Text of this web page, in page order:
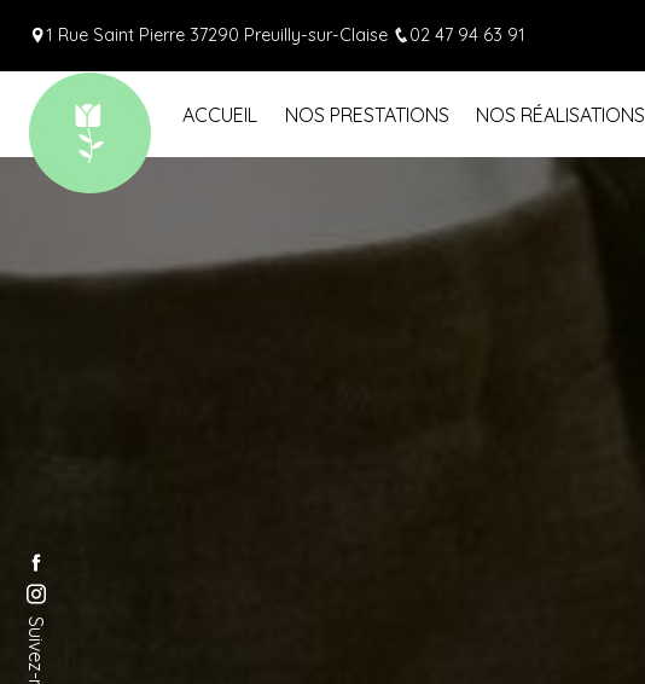
1 Rue Saint Pierre 37290 Preuilly-sur-Claise 02 47 94 63 91
ACCUEIL NOS PRESTATIONS NOS RÉALISATIONS